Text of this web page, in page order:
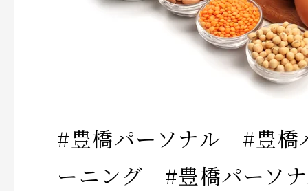
#豊橋パーソナル #豊橋
ーニング #豊橋パーソ